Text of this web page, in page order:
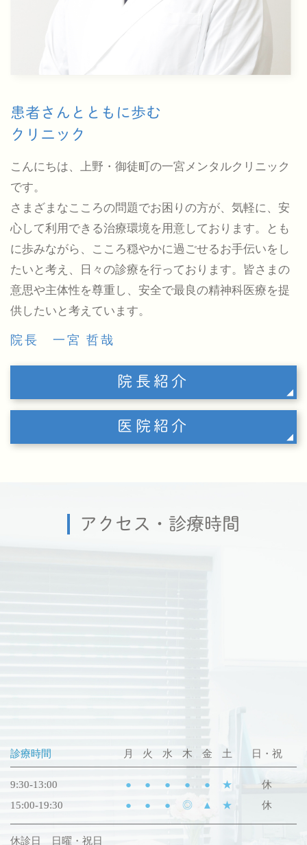
患者さんとともに歩む
クリニック
こんにちは、上野・御徒町の一宮メンタルクリニック
です。
さまざまなこころの問題でお困りの方が、気軽に、安
心して利用できる治療環境を用意しております。とも
に歩みながら、こころ穏やかに過ごせるお手伝いをし
たいと考え、日々の診療を行っております。皆さまの
意思や主体性を尊重し、安全で最良の精神科医療を提
供したいと考えています。
院長 一宮 哲哉
院長紹介
医院紹介
アクセス・診療時間
診療時間 月 火 水 木 金 土 日・祝
9:30-13:00 ● ● ● ● ● ★
休
15:00-19:30
● ● ● ◎ ▲ ★ 休
休診日 日曜・祝日